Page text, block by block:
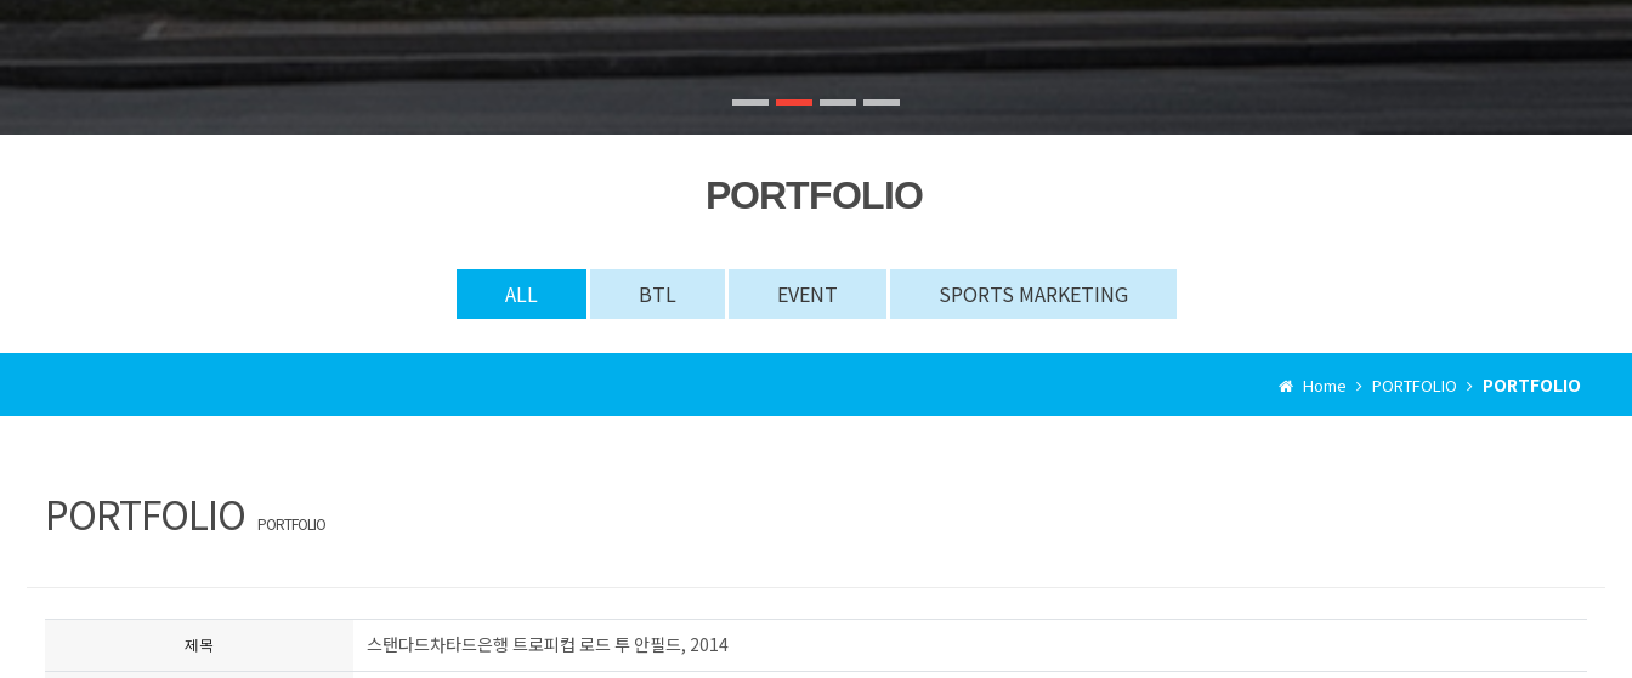
PORTFOLIO
ALL BTL EVENT SPORTS MARKETING
Home PORTFOLIO PORTFOLIO
PORTFOLIO PORTFOLIO
제목 스탠다드차타드은행 트로피컵 로드 투 안필드, 2014